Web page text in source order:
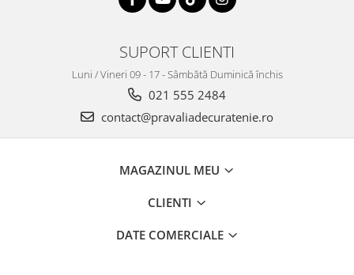
SUPORT CLIENTI
Luni / Vineri 09 - 17 - Sâmbătă Duminică închis
021 555 2484
contact@pravaliadecuratenie.ro
MAGAZINUL MEU
CLIENTI
DATE COMERCIALE